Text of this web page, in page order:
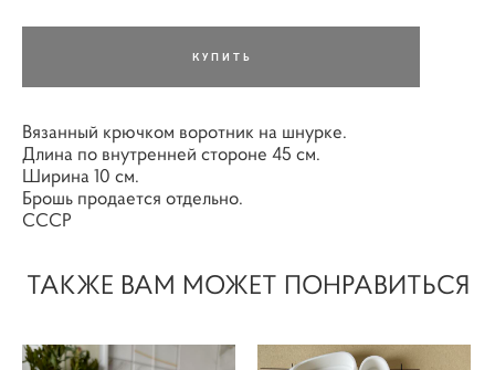
КУПИТЬ
Вязанный крючком воротник на шнурке.
Длина по внутренней стороне 45 см.
Ширина 10 см.
Брошь продается отдельно.
СССР
ТАКЖЕ ВАМ МОЖЕТ ПОНРАВИТЬСЯ